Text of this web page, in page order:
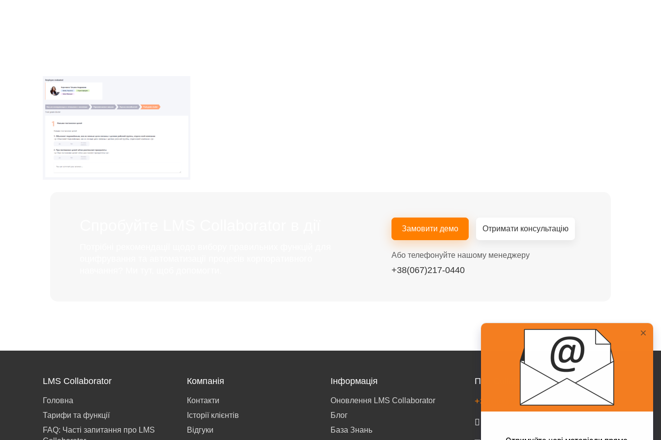
Замовити демо Отримати консультацію
Або телефонуйте нашому менеджеру
+38(067)217-0440
LMS Collaborator
Головна
Тарифи та функції
FAQ: Часті запитання про LMS
Компанія
Контакти
Історії клієнтів
Відгуки
Інформація
Оновлення LMS Collaborator
Блог
База Знань
Про Collaborator
+38(067)217-0440